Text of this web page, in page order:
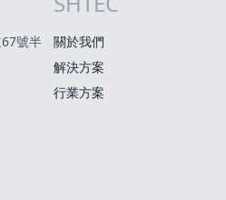
號半
關於我們
解決方案
行業方案